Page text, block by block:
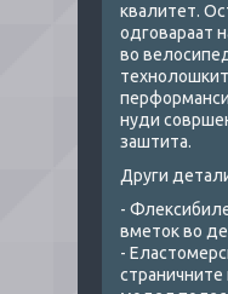
квалитет.
одговараат
во
нуди
заштита.
Други
-
вметок во
-
страничните